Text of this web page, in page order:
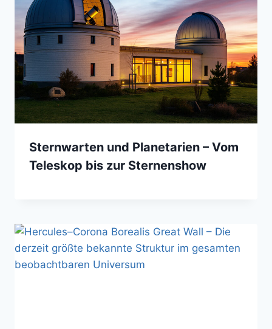
Sternwarten und Planetarien – Vom
Teleskop bis zur Sternenshow